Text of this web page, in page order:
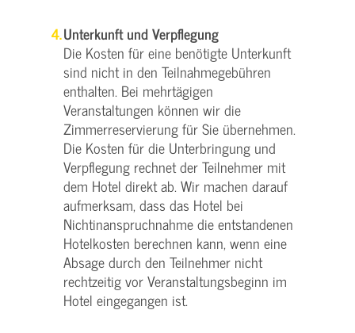
Unterkunft und Verpflegung
Die Kosten für eine benötigte Unterkunft
sind nicht in den Teilnahmegebühren
enthalten. Bei mehrtägigen
Veranstaltungen können wir die
Zimmerreservierung für Sie übernehmen.
Die Kosten für die Unterbringung und
Verpflegung rechnet der Teilnehmer mit
dem Hotel direkt ab. Wir machen darauf
aufmerksam, dass das Hotel bei
Nichtinanspruchnahme die entstandenen
Hotelkosten berechnen kann, wenn eine
Absage durch den Teilnehmer nicht
rechtzeitig vor Veranstaltungsbeginn im
Hotel eingegangen ist.